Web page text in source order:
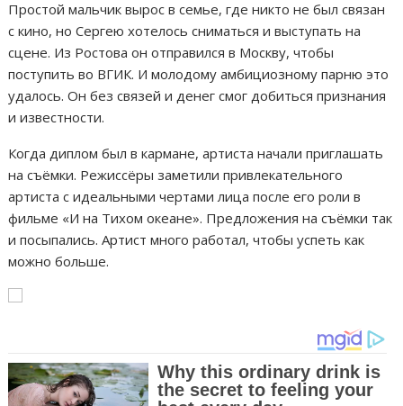
Простой мальчик вырос в семье, где никто не был связан
с кино, но Сергею хотелось сниматься и выступать на
сцене. Из Ростова он отправился в Москву, чтобы
поступить во ВГИК. И молодому амбициозному парню это
удалось. Он без связей и денег смог добиться признания
и известности.
Когда диплом был в кармане, артиста начали приглашать
на съёмки. Режиссёры заметили привлекательного
артиста с идеальными чертами лица после его роли в
фильме «И на Тихом океане». Предложения на съёмки так
и посыпались. Артист много работал, чтобы успеть как
можно больше.